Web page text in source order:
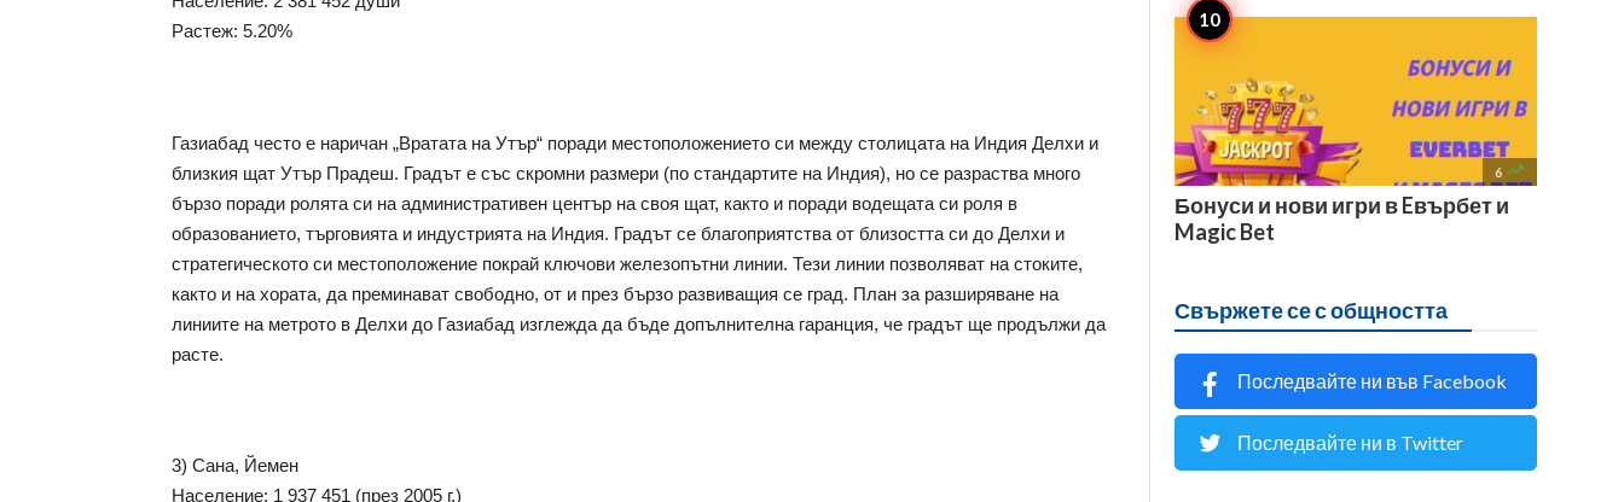
Растеж: 5.20%
Газиабад често е наричан „Вратата на Утър“ поради местоположението си между столицата на Индия Делхи и
близкия щат Утър Прадеш. Градът е със скромни размери (по стандартите на Индия), но се разраства много
бързо поради ролята си на административен център на своя щат, както и поради водещата си роля в
образованието, търговията и индустрията на Индия. Градът се благоприятства от близостта си до Делхи и
стратегическото си местоположение покрай ключови железопътни линии. Тези линии позволяват на стоките,
както и на хората, да преминават свободно, от и през бързо развиващия се град. План за разширяване на
линиите на метрото в Делхи до Газиабад изглежда да бъде допълнителна гаранция, че градът ще продължи да
расте.
3) Сана, Йемен
Население: 1 937 451 (през 2005 г.)
6 
Бонуси и нови игри в Eвърбет и
Magic Bet
Свържете се с общността
Последвайте ни във Facebook
Последвайте ни в Twitter